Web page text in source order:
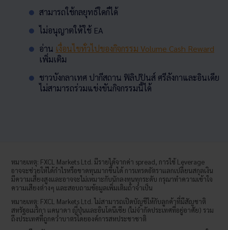
สามารถใช้กลยุทธ์ใดก็ได้
ไม่อนุญาตให้ใช้ EA
อ่าน เงื่อนไขทั่วไปของกิจกรรม Volume Cash Reward
เพิ่มเติม
ชาวบังกลาเทศ ปากีสถาน ฟิลิปปินส์ ศรีลังกาและอินเดีย
ไม่สามารถร่วมแข่งขันกิจกรรมนี้ได้
หมายเหตุ: FXCL Markets Ltd. มีรายได้จากค่า spread, การใช้Leverage
อาจจะช่วยให้ได้กำไรหรือขาดทุนมากขึ้นได้ การเทรดอัตราแลกเปลี่ยนสกุลเงิน
มีความเสี่ยงสูงและอาจจะไม่เหมาะกับนักลงทุนทุกระดับ กรุณาทำความเข้าใจ
ความเสียงต่างๆ และสอบถามข้อมูลเพิ่มเติมถ้าจำเป็น
หมายเหตุ: FXCL Markets Ltd. ไม่สามารถเปิดบัญชีให้กับลูกค้าที่มีสัญชาติ
สหรัฐอเมริกา แคนาดา ญี่ปุ่นและอินโดนีเซีย (ไม่จำกัดประเทศที่อยู่อาศัย) รวม
ถึงประเทศที่ถูกคว่ำบาตรโดยองค์การสหประชาชาติ